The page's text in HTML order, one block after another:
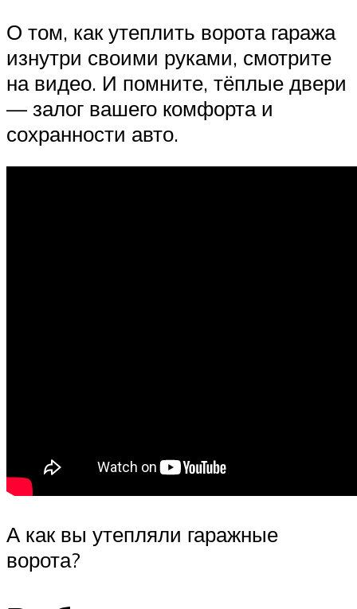
О том, как утеплить ворота гаража
изнутри своими руками, смотрите
на видео. И помните, тёплые двери
— залог вашего комфорта и
сохранности авто.
А как вы утепляли гаражные
ворота?